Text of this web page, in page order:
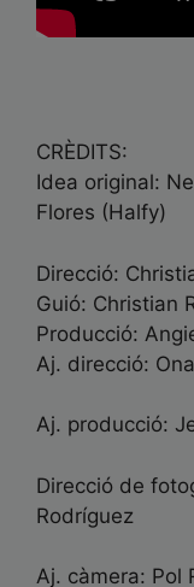
CRÈDITS:
Idea original:
Flores (Halfy)
Direcció:
Guió: Christian
Producció:
Aj. direcció:
Aj. producció:
Direcció de
Rodríguez
Aj. càmera: Pol